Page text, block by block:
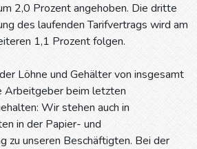
2,0 Prozent angehoben. Die dritte
des laufenden Tarifvertrags wird am
1,1 Prozent folgen.
Löhne und Gehälter von insgesamt
Arbeitgeber beim letzten
Wir stehen auch in
in der Papier- und
zu unseren Beschäftigten. Bei der